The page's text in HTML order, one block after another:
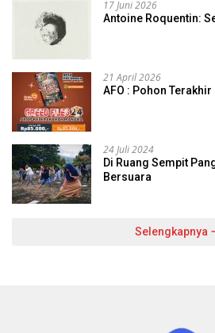
17 Juni 2026
Antoine Roquentin:
21 April 2026
AFO : Pohon
24 Juli 2024
Di Ruang Sempit
Bersuara
Selengkapnya